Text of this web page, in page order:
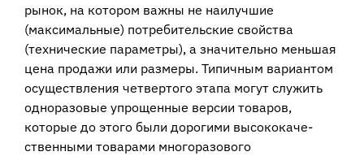
рынок, на котором важны не наилучшие
(максимальные) потребительские свой­ства
(технические параметры), а значительно меньшая
цена продажи или размеры. Типичным вариантом
осуществления четвертого этапа могут служить
одноразо­вые упрощенные версии товаров,
которые до этого были дорогими высококаче­
ственными товарами многоразового